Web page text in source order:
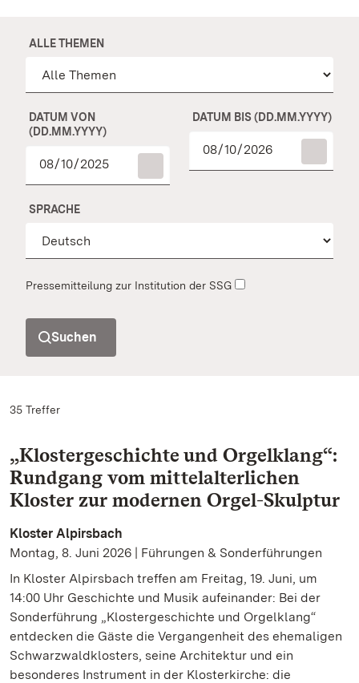
ALLE THEMEN
DATUM VON
(DD.MM.YYYY)
DATUM BIS (DD.MM.YYYY)
SPRACHE
Pressemitteilung zur Institution der SSG
Suchen
35 Treffer
„Klostergeschichte und Orgelklang“:
Rundgang vom mittelalterlichen
Kloster zur modernen Orgel-Skulptur
Kloster Alpirsbach
Montag, 8. Juni 2026 | Führungen & Sonderführungen
In Kloster Alpirsbach treffen am Freitag, 19. Juni, um
14:00 Uhr Geschichte und Musik aufeinander: Bei der
Sonderführung „Klostergeschichte und Orgelklang“
entdecken die Gäste die Vergangenheit des ehemaligen
Schwarzwaldklosters, seine Architektur und ein
besonderes Instrument in der Klosterkirche: die